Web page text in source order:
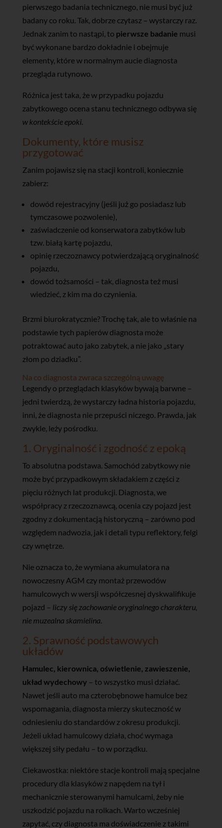
pierwszego badania technicznego, nie musi być już
badany co roku. Tak, dobrze czytasz – wystarczy raz.
Jednak zanim to nastąpi, to pierwsze badanie musi
być wykonane bardzo dokładnie i obejmuje
elementy, które w normalnym aucie diagnosta
przegląda rutynowo.
Różnica jest taka, że w przypadku pojazdu
zabytkowego ocena stanu technicznego odbywa się
w kontekście epoki.
Dokumenty, które musisz
przygotować
Zanim pojawisz się na stacji kontroli, koniecznie
zabierz:
dowód rejestracyjny (jeśli już go posiadasz lub
tymczasowe pozwolenie),
zaświadczenie od konserwatora zabytków lub
tzw. białą kartę pojazdu,
opinię rzeczoznawcy potwierdzającą oryginalność
pojazdu,
dowód tożsamości – tak, diagnosta też musi
wiedzieć, z kim ma do czynienia.
Brzmi biurokratycznie? Trochę tak, ale to właśnie na
podstawie tych papierów diagnosta może
potraktować auto jako zabytek, a nie jako „stary
złom po dziadku”.
Na co diagnosta zwraca szczególną uwagę
Legendy o przeglądach klasyków bywają barwne –
jedni twierdzą, że wystarczy ładna historia pojazdu,
inni, że diagnosta nie przepuści niczego. Prawda, jak
zwykle, leży pośrodku.
1. Oryginalność i zgodność z epoką
To absolutna podstawa. Samochód zabytkowy nie
może być przypadkowym składakiem z części z
pięciu różnych lat produkcji. Diagnosta, we
współpracy z rzeczoznawcą, ocenia czy pojazd jest
zgodny z dokumentacją historyczną – zarówno pod
względem nadwozia, jak i detali typu reflektory, felgi
czy wnętrze.
Nie oznacza to, że wymiana akumulatora na
nowoczesny AGM czy montaż przewodów
hamulcowych w wersji współczesnej dyskwalifikuje
pojazd – liczy się zachowanie oryginalnego charakteru,
nie muzealna skamielina
2. Sprawność podstawowych
układów
Hamulec, kierownica, oświetlenie, zawieszenie,
układ wydechowy – to wszystko musi działać.
Nawet jeśli auto ma czterobębnowe hamulce bez
wspomagania, diagnosta mierzy skuteczność w
odniesieniu do standardów z okresu produkcji.
Jeżeli układ hamulcowy działa, choć wymaga
większej siły pedału – to w porządku.
Ciekawostka: niektóre stacje kontroli mają specjalne
procedury dla klasyków z napędem na tył i
mechanicznie sterowanymi hamulcami, żeby nie
uszkodzić pojazdu na rolkach. Warto wcześniej
zapytać, czy diagnosta ma doświadczenie z takimi